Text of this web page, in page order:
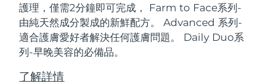
護理，僅需2分鐘即可完成，
Farm to Face系列-
由純天然成分製成的新鮮配方。 Advanced 系列-
適合護膚愛好者解決任何護膚問題。 Daily Duo系
列-早晚美容的必備品。
了解詳情